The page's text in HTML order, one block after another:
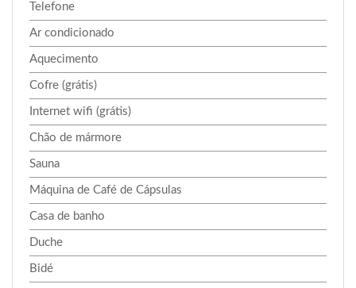
Telefone
Ar condicionado
Aquecimento
Cofre (grátis)
Internet wifi (grátis)
Chão de mármore
Sauna
Máquina de Café de Cápsulas
Casa de banho
Duche
Bidé